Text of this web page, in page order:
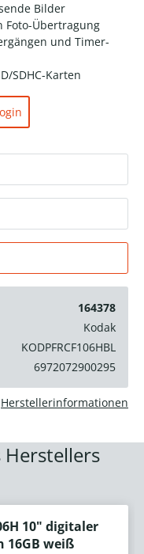
Bilder
Foto-Übertragung
und Timer-
SDHC-Karten
164378
Kodak
KODPFRCF106HBL
6972072900295
Herstellerinformationen
10" digitaler
16GB weiß